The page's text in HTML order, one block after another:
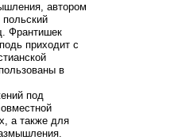
автором
польский
Франтишек
приходит с
в
под
а также для